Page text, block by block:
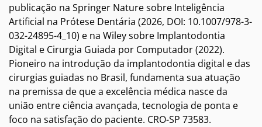
publicação na Springer Nature sobre Inteligência
Artificial na Prótese Dentária (2026, DOI: 10.1007/978-3-
032-24895-4_10) e na Wiley sobre Implantodontia
Digital e Cirurgia Guiada por Computador (2022).
Pioneiro na introdução da implantodontia digital e das
cirurgias guiadas no Brasil, fundamenta sua atuação
na premissa de que a excelência médica nasce da
união entre ciência avançada, tecnologia de ponta e
foco na satisfação do paciente. CRO-SP 73583.